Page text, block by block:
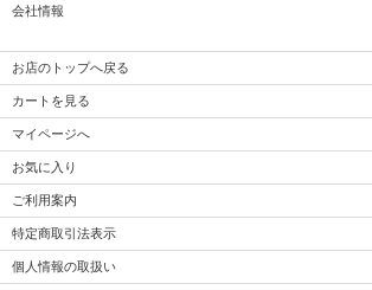
会社情報
お店のトップへ戻る
カートを見る
マイページへ
お気に入り
ご利用案内
特定商取引法表示
個人情報の取扱い